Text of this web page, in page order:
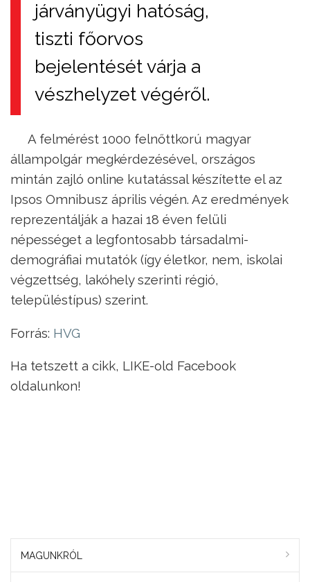
járványügyi hatóság,
tiszti főorvos
bejelentését várja a
vészhelyzet végéről.
A felmérést 1000 felnőttkorú magyar
állampolgár megkérdezésével, országos
mintán zajló online kutatással készítette el az
Ipsos Omnibusz április végén. Az eredmények
reprezentálják a hazai 18 éven felüli
népességet a legfontosabb társadalmi-
demográfiai mutatók (így életkor, nem, iskolai
végzettség, lakóhely szerinti régió,
településtípus) szerint.
Forrás: HVG
Ha tetszett a cikk, LIKE-old Facebook
oldalunkon!
MAGUNKRÓL